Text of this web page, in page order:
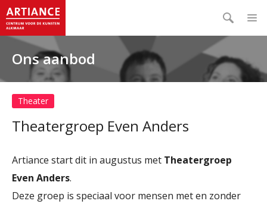
Ons aanbod
Theater
Theatergroep Even Anders
Artiance start dit in augustus met Theatergroep
Even Anders.
Deze groep is speciaal voor mensen met en zonder